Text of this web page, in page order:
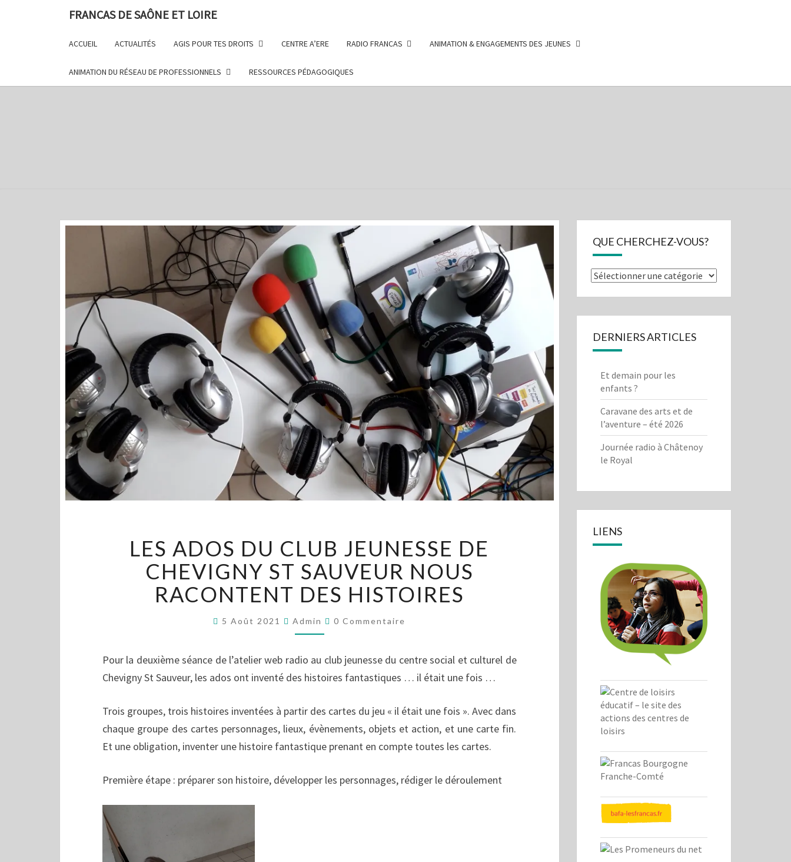
FRANCAS DE SAÔNE ET LOIRE
ACCUEIL ACTUALITÉS AGIS POUR TES DROITS CENTRE A’ERE RADIO FRANCAS ANIMATION & ENGAGEMENTS DES JEUNES
ANIMATION DU RÉSEAU DE PROFESSIONNELS RESSOURCES PÉDAGOGIQUES
ET LOIRE
ADOS
DU
CLUB
JEUNESSE
DE
CHEVIGNY
ST
NOUS
RACONTENT
HISTOIRES
LES ADOS DU CLUB JEUNESSE DE
CHEVIGNY ST SAUVEUR NOUS
RACONTENT DES HISTOIRES
5 Août 2021 Admin Commentaires
0 Commentaire
Pour la deuxième séance de l’atelier web radio au club jeunesse du centre social et culturel de
Chevigny St Sauveur, les ados ont inventé des histoires fantastiques … il était une fois …
Trois groupes, trois histoires inventées à partir des cartes du jeu « il était une fois ». Avec dans
chaque groupe des cartes personnages, lieux, évènements, objets et action, et une carte fin.
Et une obligation, inventer une histoire fantastique prenant en compte toutes les cartes.
Première étape : préparer son histoire, développer les personnages, rédiger le déroulement
QUE CHERCHEZ-VOUS?
Que
vous?
DERNIERS ARTICLES
Et demain pour les
enfants ?
Caravane des arts et de
l’aventure – été 2026
Journée radio à Châtenoy
le Royal
LIENS